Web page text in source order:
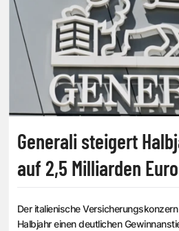
Generali steigert
auf 2,5 Milliarden Euro
Der italienische
Halbjahr einen deutlichen